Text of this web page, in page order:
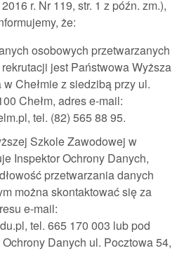
r. Nr 119, str. 1 z późn. zm.),
że:
osobowych przetwarzanych
jest Państwowa Wyższa
Chełmie z siedzibą przy ul.
Chełm, adres e-mail:
tel. (82) 565 88 95.
Szkole Zawodowej w
Inspektor Ochrony Danych,
przetwarzania danych
można skontaktować się za
e-mail:
tel. 665 170 003 lub pod
Danych ul. Pocztowa 54,